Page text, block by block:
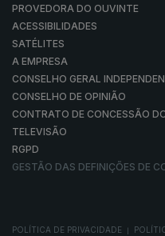
PROVEDORA DO OUVINTE
ACESSIBILIDADES
SATÉLITES
A EMPRESA
CONSELHO GERAL
CONSELHO DE OPINIÃO
CONTRATO DE CONCESSÃO
TELEVISÃO
RGPD
GESTÃO DAS DEFINIÇÕES DE
POLÍTICA DE PRIVACIDADE